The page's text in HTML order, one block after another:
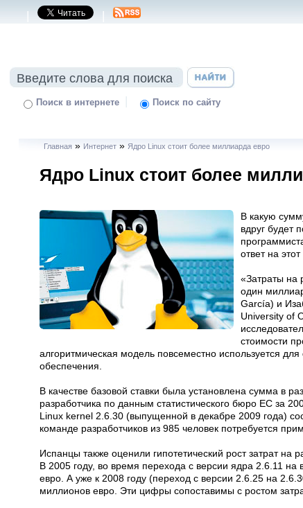
| |
Поиск в интернете | Поиск по сайту
Главная » Интернет» Ядро Linux стоит более миллиарда евро
Ядро Linux стоит более
В какую
вдруг будет
ответ на этот
«Затраты на
один
García) и
University of
стоимости
алгоритмическая модель повсеместно используется
обеспечения.
В качестве базовой ставки была установлена сумма в
разработчика по данным статистического бюро ЕС за
Linux kernel 2.6.30 (выпущенной в декабре 2009 года)
команде разработчиков из 985 человек потребуется
Испанцы также оценили гипотетический рост затрат на
В 2005 году, во время перехода с версии ядра 2.6.11
евро. А уже к 2008 году (переход с версии 2.6.25 на
миллионов евро. Эти цифры сопоставимы с ростом